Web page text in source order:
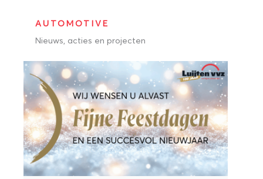
AUTOMOTIVE
Nieuws, acties en projecten